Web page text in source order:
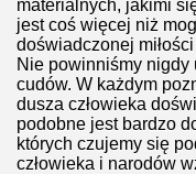
materialnych, jakimi
jest coś więcej niż
doświadczonej
Nie powinniśmy nigdy
cudów. W każdym
dusza człowieka
podobne jest bardzo
których czujemy się
człowieka i narodów